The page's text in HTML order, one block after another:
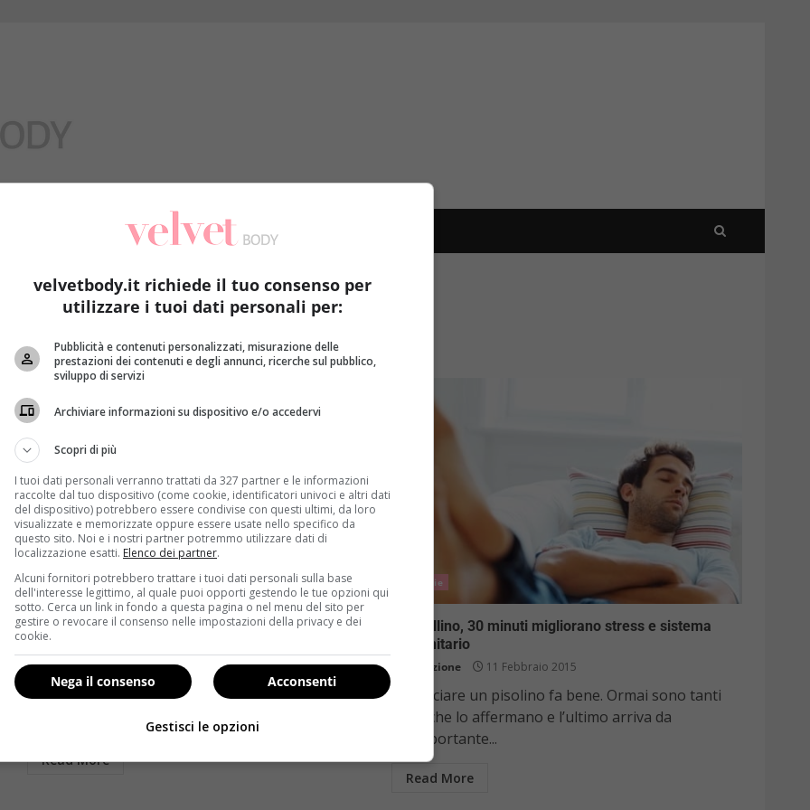
Notizie
Vip e sonno: quanto dormono i personaggi famosi?
L’indimenticabile Lady di Ferro Margaret Thatcher
dormiva poco più di quattro ore a notte. Nikola
Tesla, l’inventore...
Read More
Notizie
Sonnellino, 30 minuti migliorano stress e sistema
immunitario
Redazione 11 Febbraio 2015
Schiacciare un pisolino fa bene. Ormai sono tanti
studi che lo affermano e l’ultimo arriva da
un’importante...
Read More
velvetbody.it richiede il tuo consenso per
utilizzare i tuoi dati personali per:
Pubblicità e contenuti personalizzati, misurazione delle
prestazioni dei contenuti e degli annunci, ricerche sul pubblico,
sviluppo di servizi
Archiviare informazioni su dispositivo e/o accedervi
Scopri di più
I tuoi dati personali verranno trattati da 327 partner e le informazioni
raccolte dal tuo dispositivo (come cookie, identificatori univoci e altri dati
del dispositivo) potrebbero essere condivise con questi ultimi, da loro
visualizzate e memorizzate oppure essere usate nello specifico da
questo sito. Noi e i nostri partner potremmo utilizzare dati di
localizzazione esatti. Elenco dei partner.
Alcuni fornitori potrebbero trattare i tuoi dati personali sulla base
dell'interesse legittimo, al quale puoi opporti gestendo le tue opzioni qui
sotto. Cerca un link in fondo a questa pagina o nel menu del sito per
gestire o revocare il consenso nelle impostazioni della privacy e dei
cookie.
Acconsenti
Nega il consenso
Gestisci le opzioni